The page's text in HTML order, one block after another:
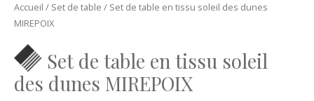
Accueil / Set de table / Set de table en tissu soleil des dunes
MIREPOIX
Set de table en tissu soleil
des dunes MIREPOIX